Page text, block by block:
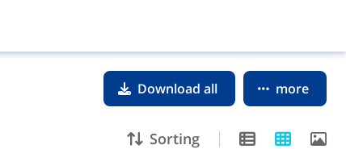
Download all more
Sorting